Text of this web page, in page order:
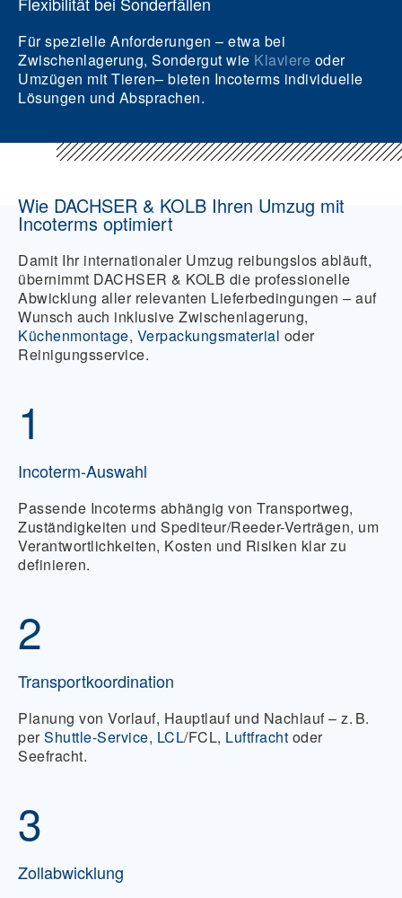
Für spezielle Anforderungen – etwa bei
Zwischenlagerung, Sondergut wie Klaviere oder
Umzügen mit Tieren– bieten Incoterms individuelle
Lösungen und Absprachen.
Wie DACHSER & KOLB Ihren Umzug mit
Incoterms optimiert
Damit Ihr internationaler Umzug reibungslos abläuft,
übernimmt DACHSER & KOLB die professionelle
Abwicklung aller relevanten Lieferbedingungen – auf
Wunsch auch inklusive Zwischenlagerung,
Küchenmontage, Verpackungsmaterial oder
Reinigungsservice.
1
Incoterm-Auswahl
Passende Incoterms abhängig von Transportweg,
Zuständigkeiten und Spediteur/Reeder-Verträgen, um
Verantwortlichkeiten, Kosten und Risiken klar zu
definieren.
2
Transportkoordination
Planung von Vorlauf, Hauptlauf und Nachlauf – z. B.
perShuttle-Service, LCL/FCL, Luftfracht oder
Seefracht.
3
Zollabwicklung